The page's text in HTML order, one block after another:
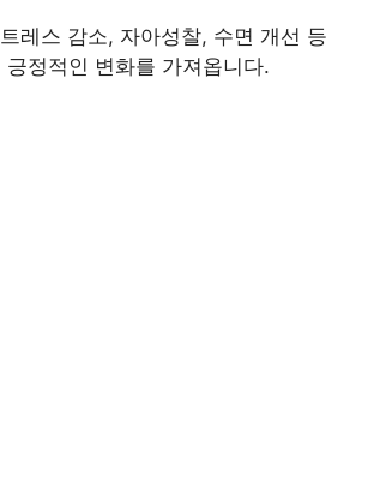
레스 감소, 자아성찰, 수면 개선 등
긍정적인 변화를 가져옵니다.